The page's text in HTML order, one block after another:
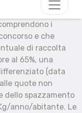
i
e che
di raccolta
al 65%, una
(data
quote non
dello spazzamento
anno/abitante. Le